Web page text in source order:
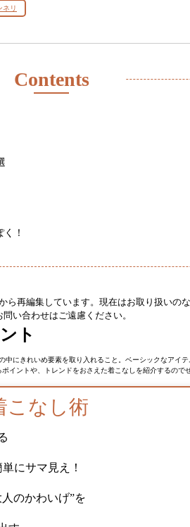
ネリ
Contents
！
再編集しています。現在はお取り扱いの
問い合わせはご遠慮ください。
ト
にきれいめ要素を取り入れること。ベーシックなアイ
イントや、トレンドをおさえた着こなしを紹介するので
こなし術
にサマ見え！
のかわいげ”を